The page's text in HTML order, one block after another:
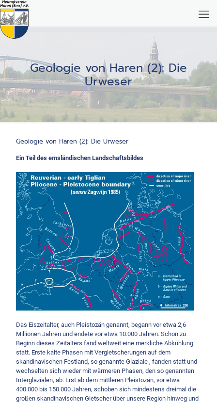
Geologie von Haren (2): Die
Urweser
Geologie von Haren (2): Die Urweser
Ein Teil des emsländischen Landschaftsbildes
Das Eiszeitalter, auch Pleistozän genannt, begann vor etwa 2,6
Millionen Jahren und endete vor etwa 10.000 Jahren. Schon zu
Beginn dieses Zeitalters fand weltweit eine merkliche Abkühlung
statt. Erste kalte Phasen mit Vergletscherungen auf dem
skandinavischen Festland, so genannte Glaziale , fanden statt und
wechselten sich wieder mit wärmeren Phasen, den so genannten
Interglazialen, ab. Erst ab dem mittleren Pleistozän, vor etwa
400.000 bis 150.000 Jahren, schoben sich mindestens dreimal die
großen skandinavischen Gletscher über unsere Region hinweg und